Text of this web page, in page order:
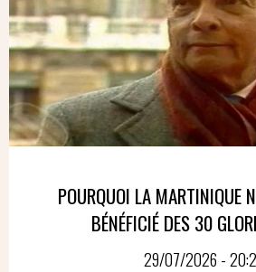
POURQUOI LA MARTINIQUE
BÉNÉFICIÉ DES 30
29/07/2026 -